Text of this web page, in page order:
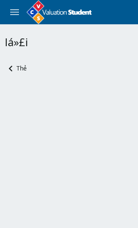
lá»£i
Thẻ